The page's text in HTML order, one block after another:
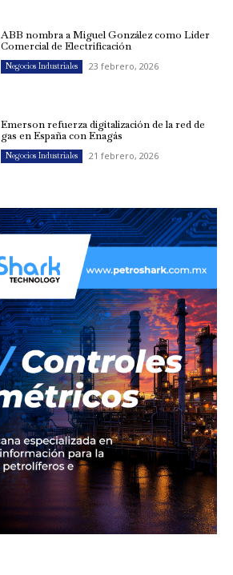
ABB nombra a Miguel González como Líder
Comercial de Electrificación
Negocios Industriales 23 febrero, 2026
Emerson refuerza digitalización de la red de
gas en España con Enagás
Negocios Industriales 21 febrero, 2026